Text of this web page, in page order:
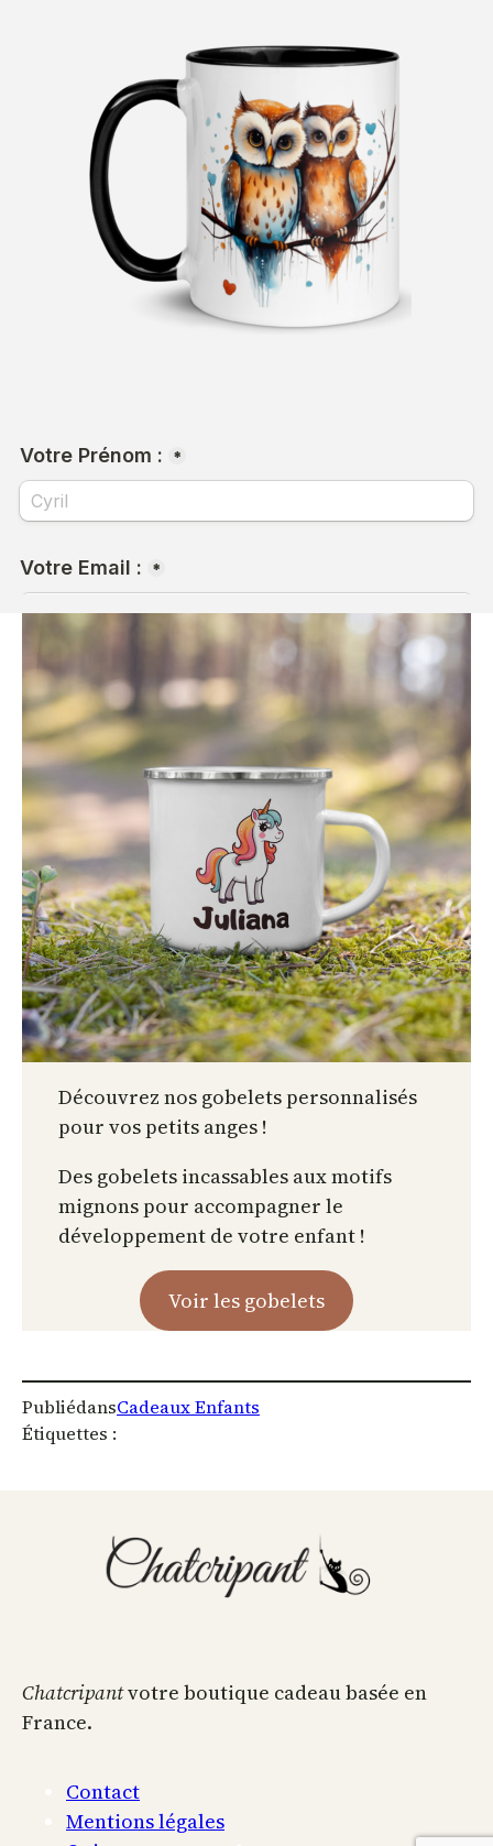
Découvrez nos gobelets personnalisés
pour vos petits anges !
Des gobelets incassables aux motifs
mignons pour accompagner le
développement de votre enfant !
Voir les gobelets
PubliédansCadeaux Enfants
Étiquettes :
Chatcripantvotre boutique cadeau basée en
France.
Contact
Mentions légales